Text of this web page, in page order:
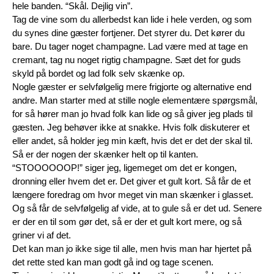
hele banden. “Skål. Dejlig vin”.
Tag de vine som du allerbedst kan lide i hele verden, og som
du synes dine gæster fortjener. Det styrer du. Det kører du
bare. Du tager noget champagne. Lad være med at tage en
cremant, tag nu noget rigtig champagne. Sæt det for guds
skyld på bordet og lad folk selv skænke op.
Nogle gæster er selvfølgelig mere frigjorte og alternative end
andre. Man starter med at stille nogle elementære spørgsmål,
for så hører man jo hvad folk kan lide og så giver jeg plads til
gæsten. Jeg behøver ikke at snakke. Hvis folk diskuterer et
eller andet, så holder jeg min kæft, hvis det er det der skal til.
Så er der nogen der skænker helt op til kanten.
“STOOOOOOP!” siger jeg, ligemeget om det er kongen,
dronning eller hvem det er. Det giver et gult kort. Så får de et
længere foredrag om hvor meget vin man skænker i glasset.
Og så får de selvfølgelig af vide, at to gule så er det ud. Senere
er der en til som gør det, så er der et gult kort mere, og så
griner vi af det.
Det kan man jo ikke sige til alle, men hvis man har hjertet på
det rette sted kan man godt gå ind og tage scenen.